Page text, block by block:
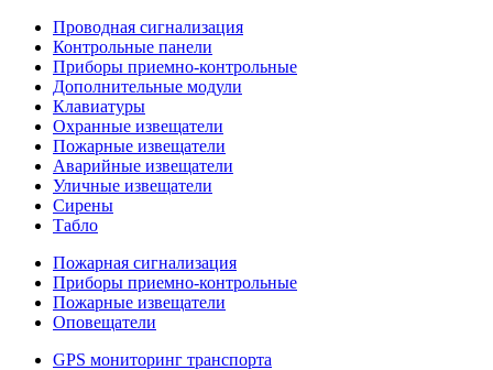
Проводная сигнализация
Контрольные панели
Приборы приемно-контрольные
Дополнительные модули
Клавиатуры
Охранные извещатели
Пожарные извещатели
Аварийные извещатели
Уличные извещатели
Сирены
Табло
Пожарная сигнализация
Приборы приемно-контрольные
Пожарные извещатели
Оповещатели
GPS мониторинг транспорта